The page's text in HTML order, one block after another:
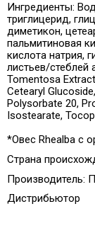
Ингредиенты:
триглицерид,
диметикон,
пальмитиновая
кислота натрия,
листьев/стеблей
Tomentosa
Cetearyl
Polysorbate 20,
Isostearate,
*Овес Rhealba с
Страна
Производитель:
Дистрибьютор